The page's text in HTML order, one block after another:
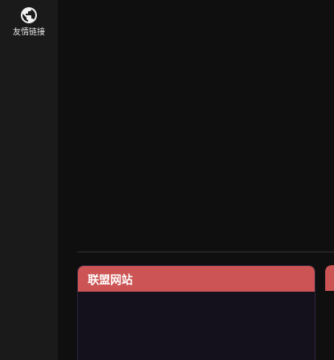
友情链接
联盟网站